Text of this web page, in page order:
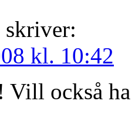
skriver:
kl. 10:42
Vill också